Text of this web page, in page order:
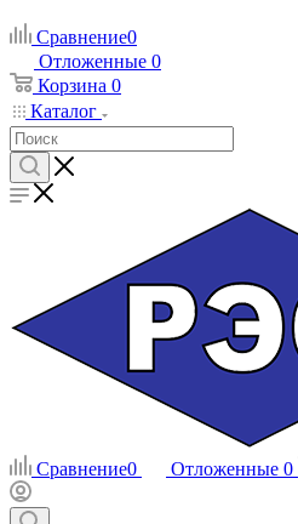
Сравнение0
Отложенные 0
Корзина 0
Каталог
Сравнение0 Отложенные 0